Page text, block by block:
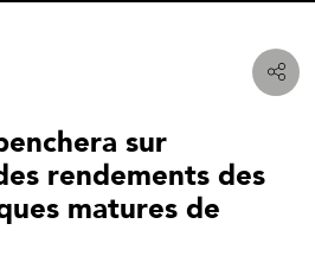
sur
rendements des
matures de